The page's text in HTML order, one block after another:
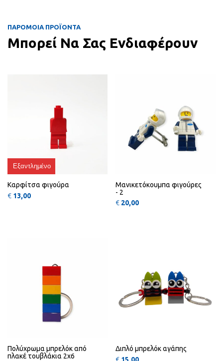
ΠΑΡΟΜΟΙΑ ΠΡΟΪΟΝΤΑ
Μπορεί Να Σας Ενδιαφέρουν
Αυτό το προϊόν έχει πολλαπλές
Καρφίτσα φιγούρα
€ 13,00
Μανικετόκουμπα φιγούρες
- 2
€ 20,00
Πολύχρωμα μπρελόκ από
πλακέ τουβλάκια 2x6
Διπλό μπρελόκ αγάπης
€ 15,00
Εξαντλημένο